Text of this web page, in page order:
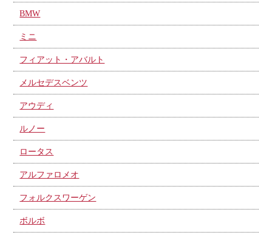
BMW
ミニ
フィアット・アバルト
メルセデスベンツ
アウディ
ルノー
ロータス
アルファロメオ
フォルクスワーゲン
ボルボ